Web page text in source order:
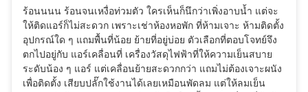
ร้อนนนน ร้อนจนเหงื่อท่วมตัว ใครเห็นก็นึกว่าเพิ่งอาบน้ำ แต่จะ
ให้ติดแอร์ก็ไม่สะดวก เพราะเช่าห้องหอพัก ที่ห้ามเจาะ ห้ามติดตั้ง
อุปกรณ์ใด ๆ แถมพื้นที่น้อย ย้ายที่อยู่บ่อย ตัวเลือกที่ตอบโจทย์จึง
ตกไปอยู่กับ แอร์เคลื่อนที่ เครื่องวัสดุไฟฟ้าที่ให้ความเย็นสบาย
ระดับน้อง ๆ แอร์ แต่เคลื่อนย้ายสะดวกกว่า แถมไม่ต้องเจาะผนัง
เพื่อติดตั้ง เสียบปลั๊กใช้งานได้เลยเหมือนพัดลม แต่ให้ลมเย็น